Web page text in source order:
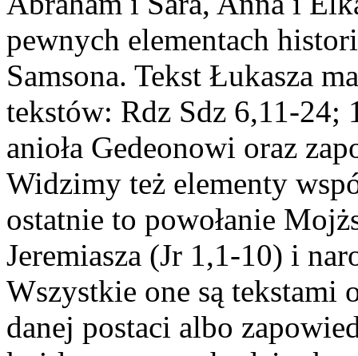
pewnych elementach
Samsona. Tekst Łukasza
tekstów: Rdz Sdz 6,11-
anioła Gedeonowi oraz
Widzimy też elementy
ostatnie to powołanie
Jeremiasza (Jr 1,1-10) i
Wszystkie one są tekstami
danej postaci albo